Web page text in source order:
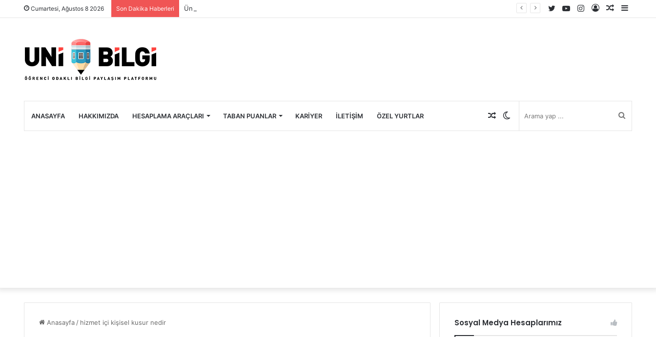
Cumartesi, Ağustos 8 2026 Son Dakika Haberleri Üniversite Öğrencileri İçin Ekonomik Tatil Rehberi
Rastgele
Kayıt
Instagram
YouTube
Twitter
ANASAYFA HAKKIMIZDA HESAPLAMA ARAÇLARI TABAN PUANLAR KARIYER İLETIŞIM ÖZEL YURTLAR Rastgele
Anasayfa / hizmet içi kişisel kusur nedir Sosyal Medya Hesaplarımız